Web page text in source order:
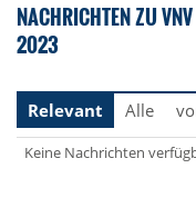
NACHRICHTEN ZU
2023
Relevant
Alle
Keine Nachrichten